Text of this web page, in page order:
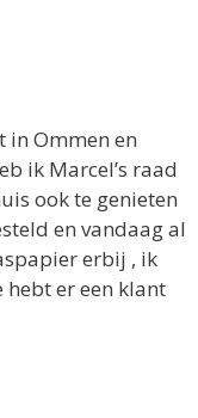
in Ommen en
ik Marcel’s raad
ook te genieten
en vandaag al
erbij , ik
er een klant